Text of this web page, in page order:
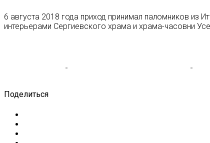
6 августа 2018 года приход принимал паломников из
интерьерами Сергиевского храма и храма-часовни
Поделиться